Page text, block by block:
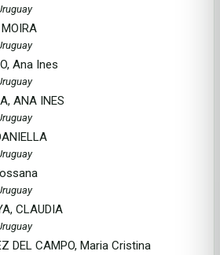
Ana Ines
ANA INES
CLAUDIA
DEL CAMPO, Maria Cristina